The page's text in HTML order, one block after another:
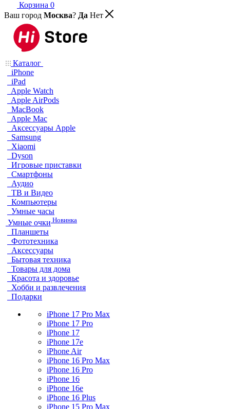
Корзина 0
Ваш город Москва? Да Нет
Каталог
iPhone
iPad
Apple Watch
Apple AirPods
MacBook
Apple Mac
Аксессуары Apple
Samsung
Xiaomi
Dyson
Игровые приставки
Смартфоны
Аудио
ТВ и Видео
Компьютеры
Умные часы
Умные очки Новинка
Планшеты
Фототехника
Аксессуары
Бытовая техника
Товары для дома
Красота и здоровье
Хобби и развлечения
Подарки
iPhone 17 Pro Max
iPhone 17 Pro
iPhone 17
iPhone 17e
iPhone Air
iPhone 16 Pro Max
iPhone 16 Pro
iPhone 16
iPhone 16e
iPhone 16 Plus
iPhone 15 Pro Max